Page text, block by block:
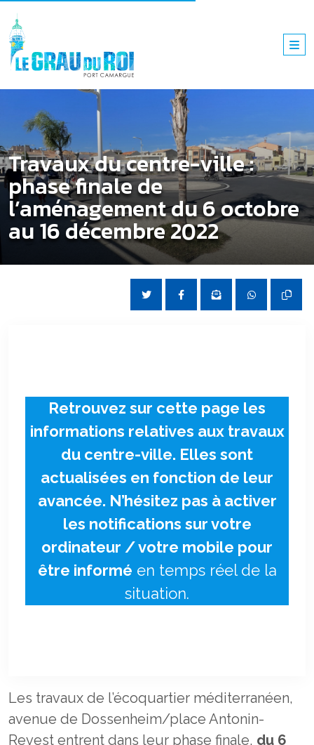
Travaux du centre-ville :
phase finale de
l’aménagement du 6 octobre
au 16 décembre 2022
Retrouvez sur cette page les
informations relatives aux travaux
du centre-ville. Elles sont
actualisées en fonction de leur
avancée. N’hésitez pas à activer
les notifications sur votre
ordinateur / votre mobile pour
être informé en temps réel de la
situation.
Les travaux de l’écoquartier méditerranéen,
avenue de Dossenheim/place Antonin-
Revest entrent dans leur phase finale, du 6